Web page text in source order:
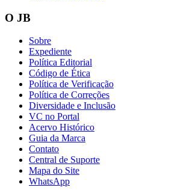
O JB
Sobre
Expediente
Política Editorial
Código de Ética
Política de Verificação
Política de Correções
Diversidade e Inclusão
VC no Portal
Acervo Histórico
Guia da Marca
Contato
Central de Suporte
Mapa do Site
WhatsApp